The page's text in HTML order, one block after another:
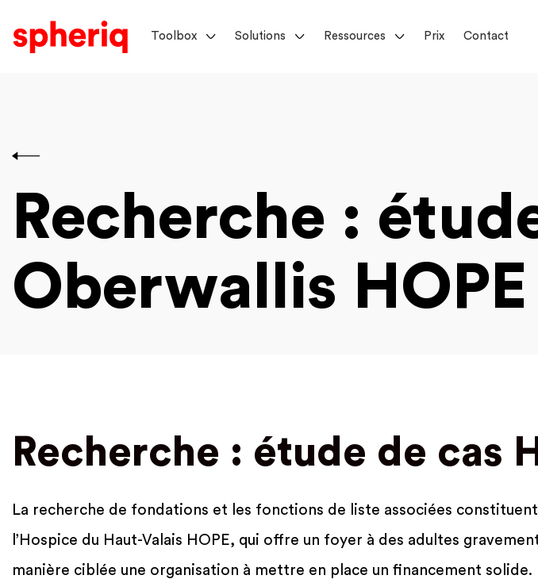
Toolbox Solutions Ressources Prix Contact
Recherche :
Oberwallis HOPE
Recherche : étude de cas
La recherche de fondations et les fonctions de liste associées
l’Hospice du Haut-Valais HOPE, qui offre un foyer à des adultes
manière ciblée une organisation à mettre en place un financement solide.